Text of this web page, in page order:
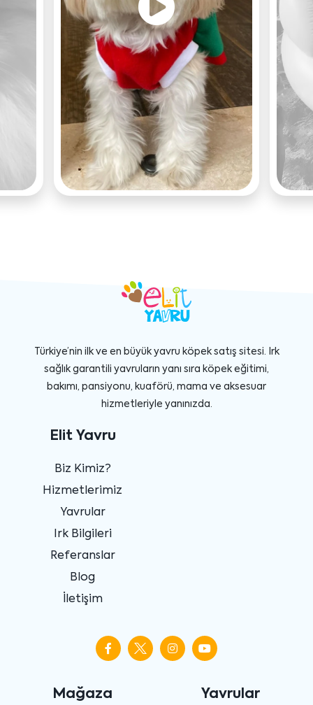
Türkiye’nin ilk ve en büyük yavru köpek satış sitesi. Irk
sağlık garantili yavruların yanı sıra köpek eğitimi,
bakımı, pansiyonu, kuaförü, mama ve aksesuar
hizmetleriyle yanınızda.
Elit Yavru
Biz Kimiz?
Hizmetlerimiz
Yavrular
Irk Bilgileri
Referanslar
Blog
İletişim
Mağaza Yavrular